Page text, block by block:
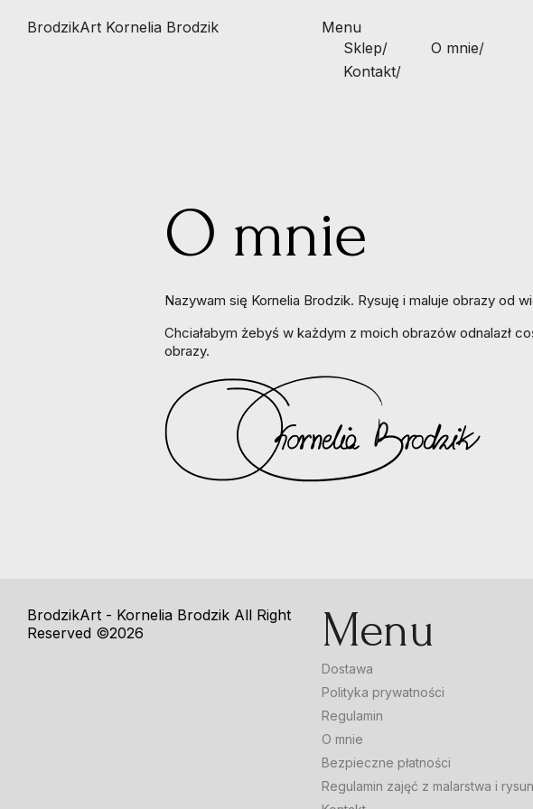
BrodzikArt Kornelia Brodzik
Menu
Sklep/ O mnie/
Kontakt/
O mnie
Nazywam się Kornelia Brodzik. Rysuję i maluje obrazy od
Chciałabym żebyś w każdym z moich obrazów odnalazł
obrazy.
BrodzikArt - Kornelia Brodzik All Right
Reserved ©2026
Menu
Dostawa
Polityka prywatności
Regulamin
O mnie
Bezpieczne płatności
Regulamin zajęć z malarstwa i